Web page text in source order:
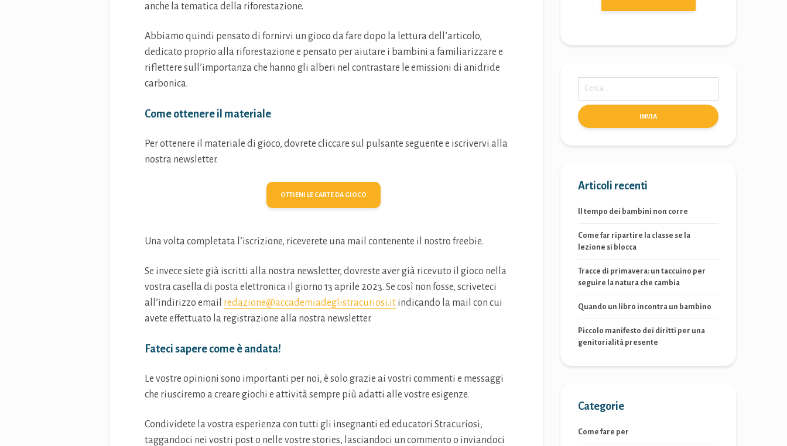
anche la tematica della riforestazione.
Abbiamo quindi pensato di fornirvi un gioco da fare dopo la lettura dell’articolo,
dedicato proprio alla riforestazione e pensato per aiutare i bambini a familiarizzare e
riflettere sull’importanza che hanno gli alberi nel contrastare le emissioni di anidride
carbonica.
Come ottenere il materiale
Per ottenere il materiale di gioco, dovrete cliccare sul pulsante seguente e iscrivervi alla
nostra newsletter.
OTTIENI LE CARTE DA GIOCO
Una volta completata l’iscrizione, riceverete una mail contenente il nostro freebie.
Se invece siete già iscritti alla nostra newsletter, dovreste aver già ricevuto il gioco nella
vostra casella di posta elettronica il giorno 13 aprile 2023. Se così non fosse, scriveteci
all’indirizzo email redazione@accademiadeglistracuriosi.it indicando la mail con cui
avete effettuato la registrazione alla nostra newsletter.
Fateci sapere come è andata!
Le vostre opinioni sono importanti per noi, è solo grazie ai vostri commenti e messaggi
che riusciremo a creare giochi e attività sempre più adatti alle vostre esigenze.
Condividete la vostra esperienza con tutti gli insegnanti ed educatori Stracuriosi,
taggandoci nei vostri post o nelle vostre stories, lasciandoci un commento o inviandoci
INVIA
Articoli recenti
Il tempo dei bambini non corre
Come far ripartire la classe se la
lezione si blocca
Tracce di primavera: un taccuino per
seguire la natura che cambia
Quando un libro incontra un bambino
Piccolo manifesto dei diritti per una
genitorialità presente
Categorie
Come fare per